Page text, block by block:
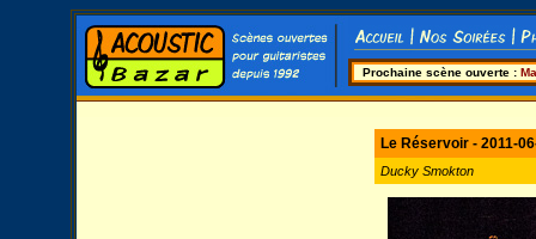
Prochaine scène ouverte :
Le Réservoir - 2011-
Ducky Smokton